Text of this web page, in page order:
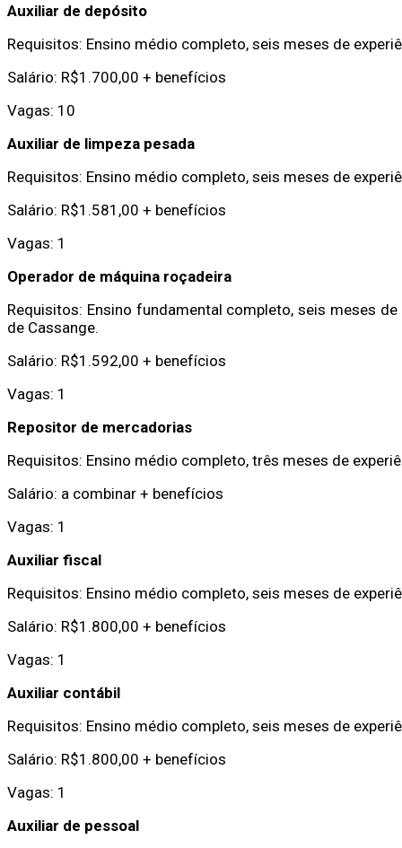
Auxiliar de depósito
Requisitos: Ensino médio completo, seis meses de
Salário: R$1.700,00 + benefícios
Vagas: 10
Auxiliar de limpeza pesada
Requisitos: Ensino médio completo, seis meses de
Salário: R$1.581,00 + benefícios
Vagas: 1
Operador de máquina roçadeira
Requisitos: Ensino fundamental completo, seis meses
de Cassange.
Salário: R$1.592,00 + benefícios
Vagas: 1
Repositor de mercadorias
Requisitos: Ensino médio completo, três meses de
Salário: a combinar + benefícios
Vagas: 1
Auxiliar fiscal
Requisitos: Ensino médio completo, seis meses de
Salário: R$1.800,00 + benefícios
Vagas: 1
Auxiliar contábil
Requisitos: Ensino médio completo, seis meses de
Salário: R$1.800,00 + benefícios
Vagas: 1
Auxiliar de pessoal